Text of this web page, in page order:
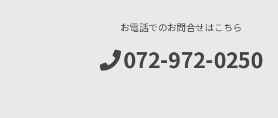
お電話でのお問合せはこちら
072-972-0250